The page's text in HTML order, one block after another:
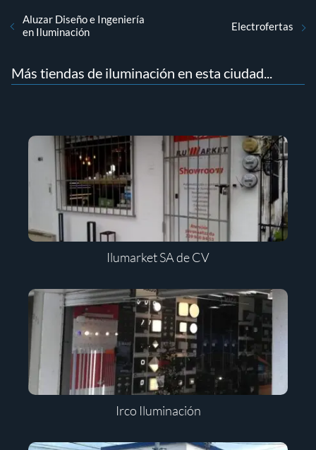
Aluzar Diseño e Ingeniería
en Iluminación
Electrofertas
Más tiendas de iluminación en esta ciudad...
Ilumarket SA de CV
Irco Iluminación